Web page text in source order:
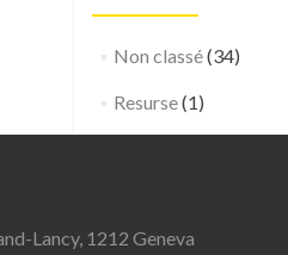
Non classé(34)
Resurse(1)
Lancy, 1212 Geneva